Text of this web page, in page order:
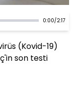
0:00/2:17
(Kovid-19)
son testi